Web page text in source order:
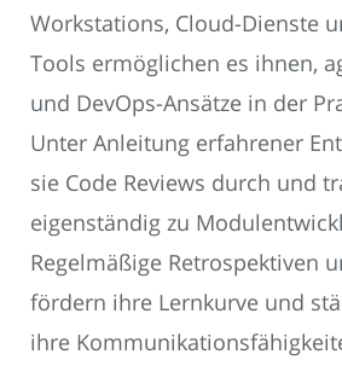
Workstations, Cloud-Dienste
Tools ermöglichen es ihnen,
und DevOps-Ansätze in der
Unter Anleitung erfahrener
sie Code Reviews durch und
eigenständig zu
Regelmäßige Retrospektiven
fördern ihre Lernkurve und
ihre